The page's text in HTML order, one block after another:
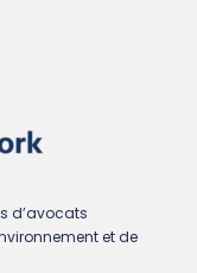
d’avocats
et de